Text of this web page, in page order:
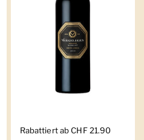
Regulärer Preis
Rabattiert ab CHF 21.90